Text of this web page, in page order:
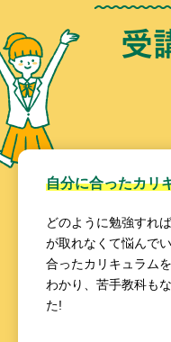
自分に合ったカリ
どのように勉強すれ
が取れなくて悩んで
合ったカリキュラム
わかり、苦手教科も
た!